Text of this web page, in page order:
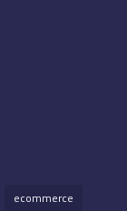
ecommerce